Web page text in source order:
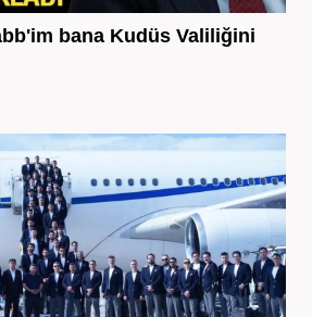
bana Kudüs Valiliğini